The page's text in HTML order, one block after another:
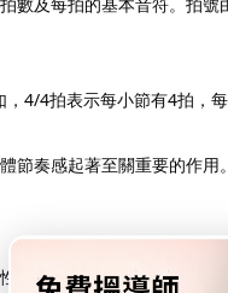
數及每拍的基本音符。拍號
4/4拍表示每小節有4拍，
節奏感起著至關重要的作用。
。調號告訴演奏者在整首